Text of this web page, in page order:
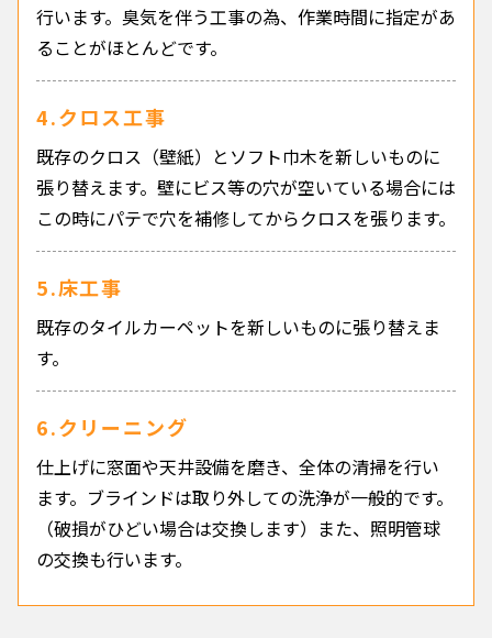
行います。臭気を伴う工事の為、作業時間に指定があ
ることがほとんどです。
4.クロス工事
既存のクロス（壁紙）とソフト巾木を新しいものに
張り替えます。壁にビス等の穴が空いている場合には
この時にパテで穴を補修してからクロスを張ります。
5.床工事
既存のタイルカーペットを新しいものに張り替えま
す。
6.クリーニング
仕上げに窓面や天井設備を磨き、全体の清掃を行い
ます。ブラインドは取り外しての洗浄が一般的です。
（破損がひどい場合は交換します）また、照明管球
の交換も行います。